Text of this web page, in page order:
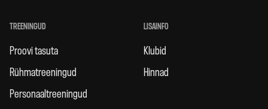
TREENINGUD
Proovi tasuta
Rühmatreeningud
Personaaltreeningud
LISAINFO
Klubid
Hinnad